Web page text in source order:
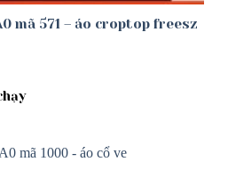
mã 571 – áo croptop freesz